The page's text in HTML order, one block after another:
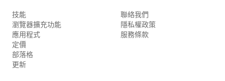
技能
瀏覽器擴充功能
應用程式
定價
部落格
更新
聯絡我們
隱私權政策
服務條款